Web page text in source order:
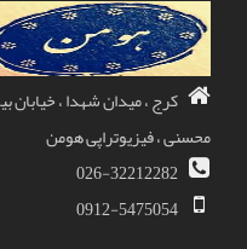
کرج ، میدان شهدا ، خیابان
، فیزیوتراپی هومن
026-32212282
0912-5475054